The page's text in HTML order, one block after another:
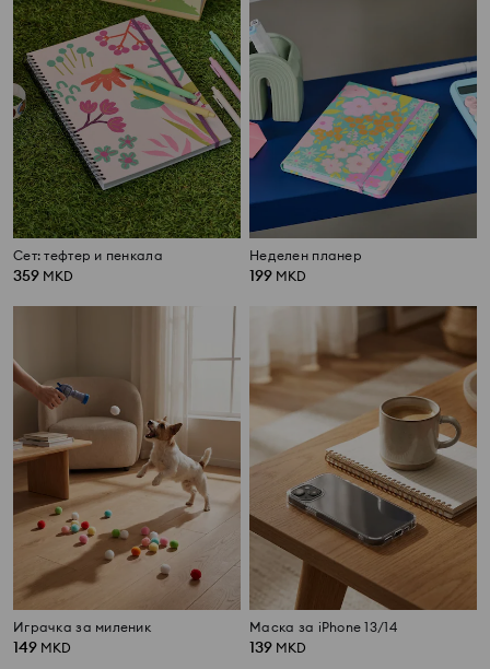
Сет: тефтер и пенкала
359 MKD
Неделен планер
199 MKD
Играчка за миленик
149 MKD
Маска за iPhone 13/14
139 MKD